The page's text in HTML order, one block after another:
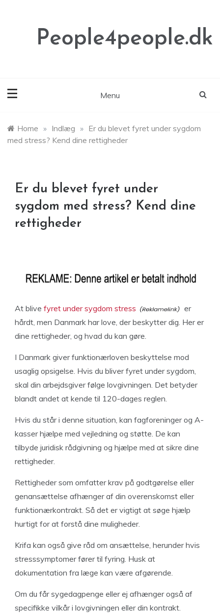
People4people.dk
Menu
Home » Indlæg » Er du blevet fyret under sygdom
med stress? Kend dine rettigheder
Er du blevet fyret under
sygdom med stress? Kend dine
rettigheder
At blive fyret under sygdom stress
er
hårdt, men Danmark har love, der beskytter dig. Her er
dine rettigheder, og hvad du kan gøre.
I Danmark giver funktionærloven beskyttelse mod
usaglig opsigelse. Hvis du bliver fyret under sygdom,
skal din arbejdsgiver følge lovgivningen. Det betyder
blandt andet at kende til 120-dages reglen.
Hvis du står i denne situation, kan fagforeninger og A-
kasser hjælpe med vejledning og støtte. De kan
tilbyde juridisk rådgivning og hjælpe med at sikre dine
rettigheder.
Rettigheder som omfatter krav på godtgørelse eller
genansættelse afhænger af din overenskomst eller
funktionærkontrakt. Så det er vigtigt at søge hjælp
hurtigt for at forstå dine muligheder.
Krifa kan også give råd om ansættelse, herunder hvis
stresssymptomer fører til fyring. Husk at
dokumentation fra læge kan være afgørende.
Om du får sygedagpenge eller ej afhænger også af
specifikke vilkår i lovgivningen eller din kontrakt.